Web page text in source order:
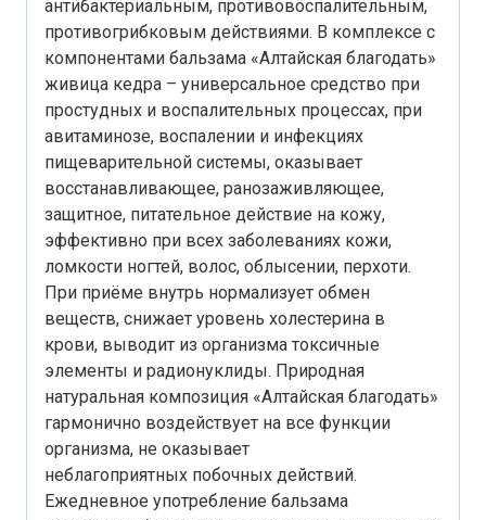
антибактериальным, противовоспалительным,
противогрибковым действиями. В комплексе с
компонентами бальзама «Алтайская благодать»
живица кедра – универсальное средство при
простудных и воспалительных процессах, при
авитаминозе, воспалении и инфекциях
пищеварительной системы, оказывает
восстанавливающее, ранозаживляющее,
защитное, питательное действие на кожу,
эффективно при всех заболеваниях кожи,
ломкости ногтей, волос, облысении, перхоти.
При приёме внутрь нормализует обмен
веществ, снижает уровень холестерина в
крови, выводит из организма токсичные
элементы и радионуклиды. Природная
натуральная композиция «Алтайская благодать»
гармонично воздействует на все функции
организма, не оказывает
неблагоприятных побочных действий.
Ежедневное употребление бальзама